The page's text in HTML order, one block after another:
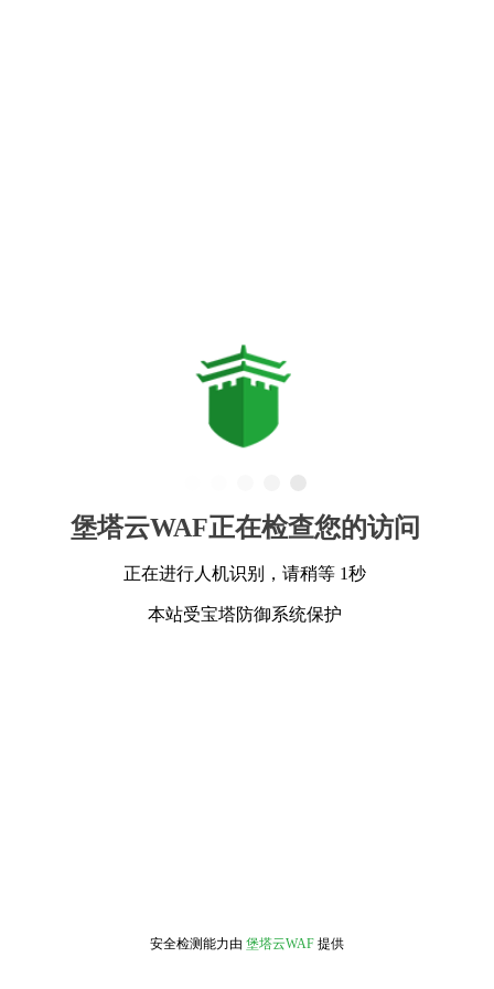
堡塔云WAF正在检查您的访问
正在进行人机识别，请稍等 1秒
本站受宝塔防御系统保护
安全检测能力由 堡塔云WAF 提供